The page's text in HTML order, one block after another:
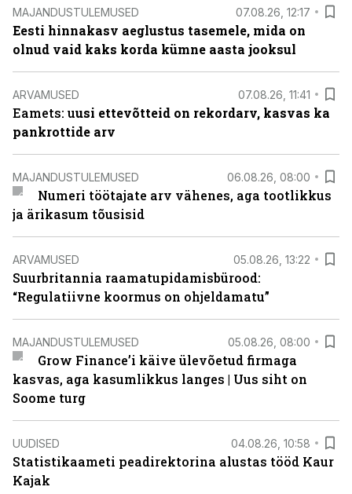
MAJANDUSTULEMUSED 07.08.26, 12:17
Eesti hinnakasv aeglustus tasemele, mida on
olnud vaid kaks korda kümne aasta jooksul
ARVAMUSED 07.08.26, 11:41
Eamets: uusi ettevõtteid on rekordarv, kasvas ka
pankrottide arv
MAJANDUSTULEMUSED 06.08.26, 08:00
Numeri töötajate arv vähenes, aga tootlikkus
ja ärikasum tõusisid
ARVAMUSED 05.08.26, 13:22
Suurbritannia raamatupidamisbürood:
“Regulatiivne koormus on ohjeldamatu”
MAJANDUSTULEMUSED 05.08.26, 08:00
Grow Finance’i käive ülevõetud firmaga
kasvas, aga kasumlikkus langes | Uus siht on
Soome turg
UUDISED 04.08.26, 10:58
Statistikaameti peadirektorina alustas tööd Kaur
Kajak